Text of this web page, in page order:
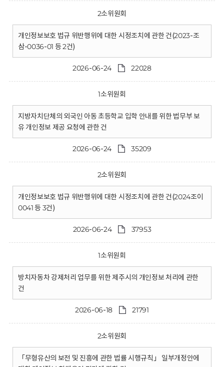
2소위원회
개인정보보호 법규 위반행위에 대한 시정조치에 관한 건(2023-조
삼-0036-01 등 2건)
2026-06-24 22028
1소위원회
지방자치단체의 외국인 아동 초등학교 입학 안내를 위한 법무부 보
유 개인정보 제공 요청에 관한 건
2026-06-24 35209
2소위원회
개인정보보호 법규 위반행위에 대한 시정조치에 관한 건(2024조이
0041 등 3건)
2026-06-24 37953
1소위원회
방치자동차 강제처리 업무를 위한 제주시의 개인정보 처리에 관한
건
2026-06-18 21791
2소위원회
「무형유산의 보전 및 진흥에 관한 법률 시행규칙」 일부개정안에